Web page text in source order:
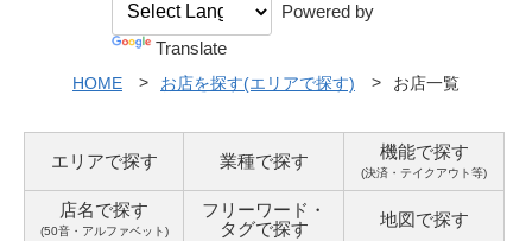
Powered by
Translate
HOME お店を探す(エリアで探す) お店一覧
エリアで探す 業種で探す 機能で探す
(決済・テイクアウト等)
店名で探す
(50音・アルファベット)
フリーワード・
タグで探す 地図で探す